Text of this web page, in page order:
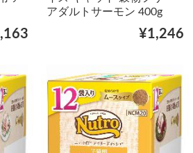
アダルトサーモン 400g
¥1,246